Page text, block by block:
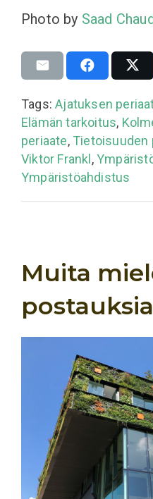
Photo by Saad
Tags:Ajatuksen
Elämän tarkoitus,
periaate, Tietoisuuden
Viktor Frankl ,
Ympäristöahdistus
Muita
postauksia